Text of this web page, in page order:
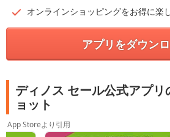
オンラインショッピングをお得に楽
アプリをダウン
ディノス セール公式アプ
ョット
App Storeより引用